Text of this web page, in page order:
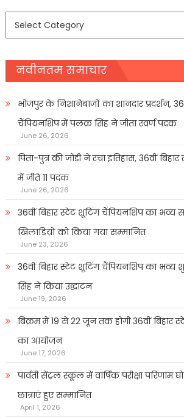
समाचार
नवीनतम समाचार
भोजपुर के निशानेबाजों का शानदार प्रदर्शन,
चैंपियनशिप में पलक सिंह ने जीता स्वर्ण पदक
June 26, 2026
पिता-पुत्र की जोड़ी ने रचा इतिहास, 36वीं
में जीते 11 पदक
June 26, 2026
36वीं बिहार स्टेट शूटिंग चैंपियनशिप का भव्य
खिलाडिय़ों को किया गया सम्मानित
June 23, 2026
36वीं बिहार स्टेट शूटिंग चैंपियनशिप का भव्य
सिंह ने किया उद्घाटन
June 19, 2026
बिक्रम में 19 से 22 जून तक होगी 36वीं बिहार
का आयोजन
June 17, 2026
पार्वती सेंट्रल स्कूल में वार्षिक परीक्षा परिणाम
छात्राएं हुए सम्मानित
April 1, 2026